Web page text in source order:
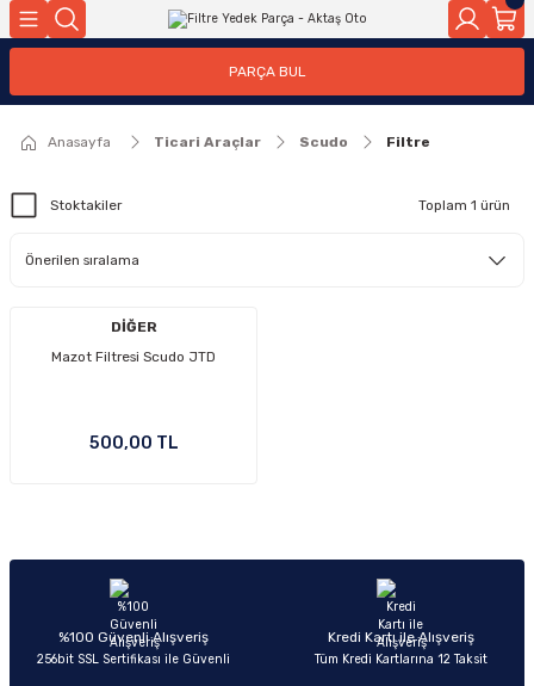
PARÇA BUL
Anasayfa Ticari Araçlar Scudo Filtre
Stoktakiler Toplam 1 ürün
DİĞER
Mazot Filtresi Scudo JTD
500,00 TL
%100 Güvenli Alışveriş
256bit SSL Sertifikası ile Güvenli
Kredi Kartı ile Alışveriş
Tüm Kredi Kartlarına 12 Taksit